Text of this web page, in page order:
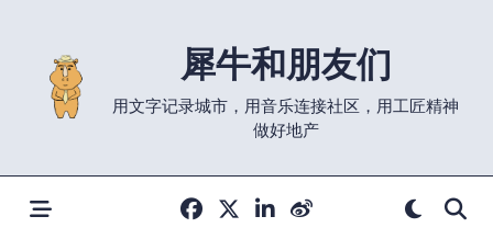
content
犀牛和朋友们
用文字记录城市，用音乐连接社区，用工匠精神
做好地产